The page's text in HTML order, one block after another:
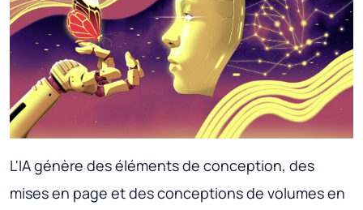
L'IA génère des éléments de conception, des
mises en page et des conceptions de volumes en